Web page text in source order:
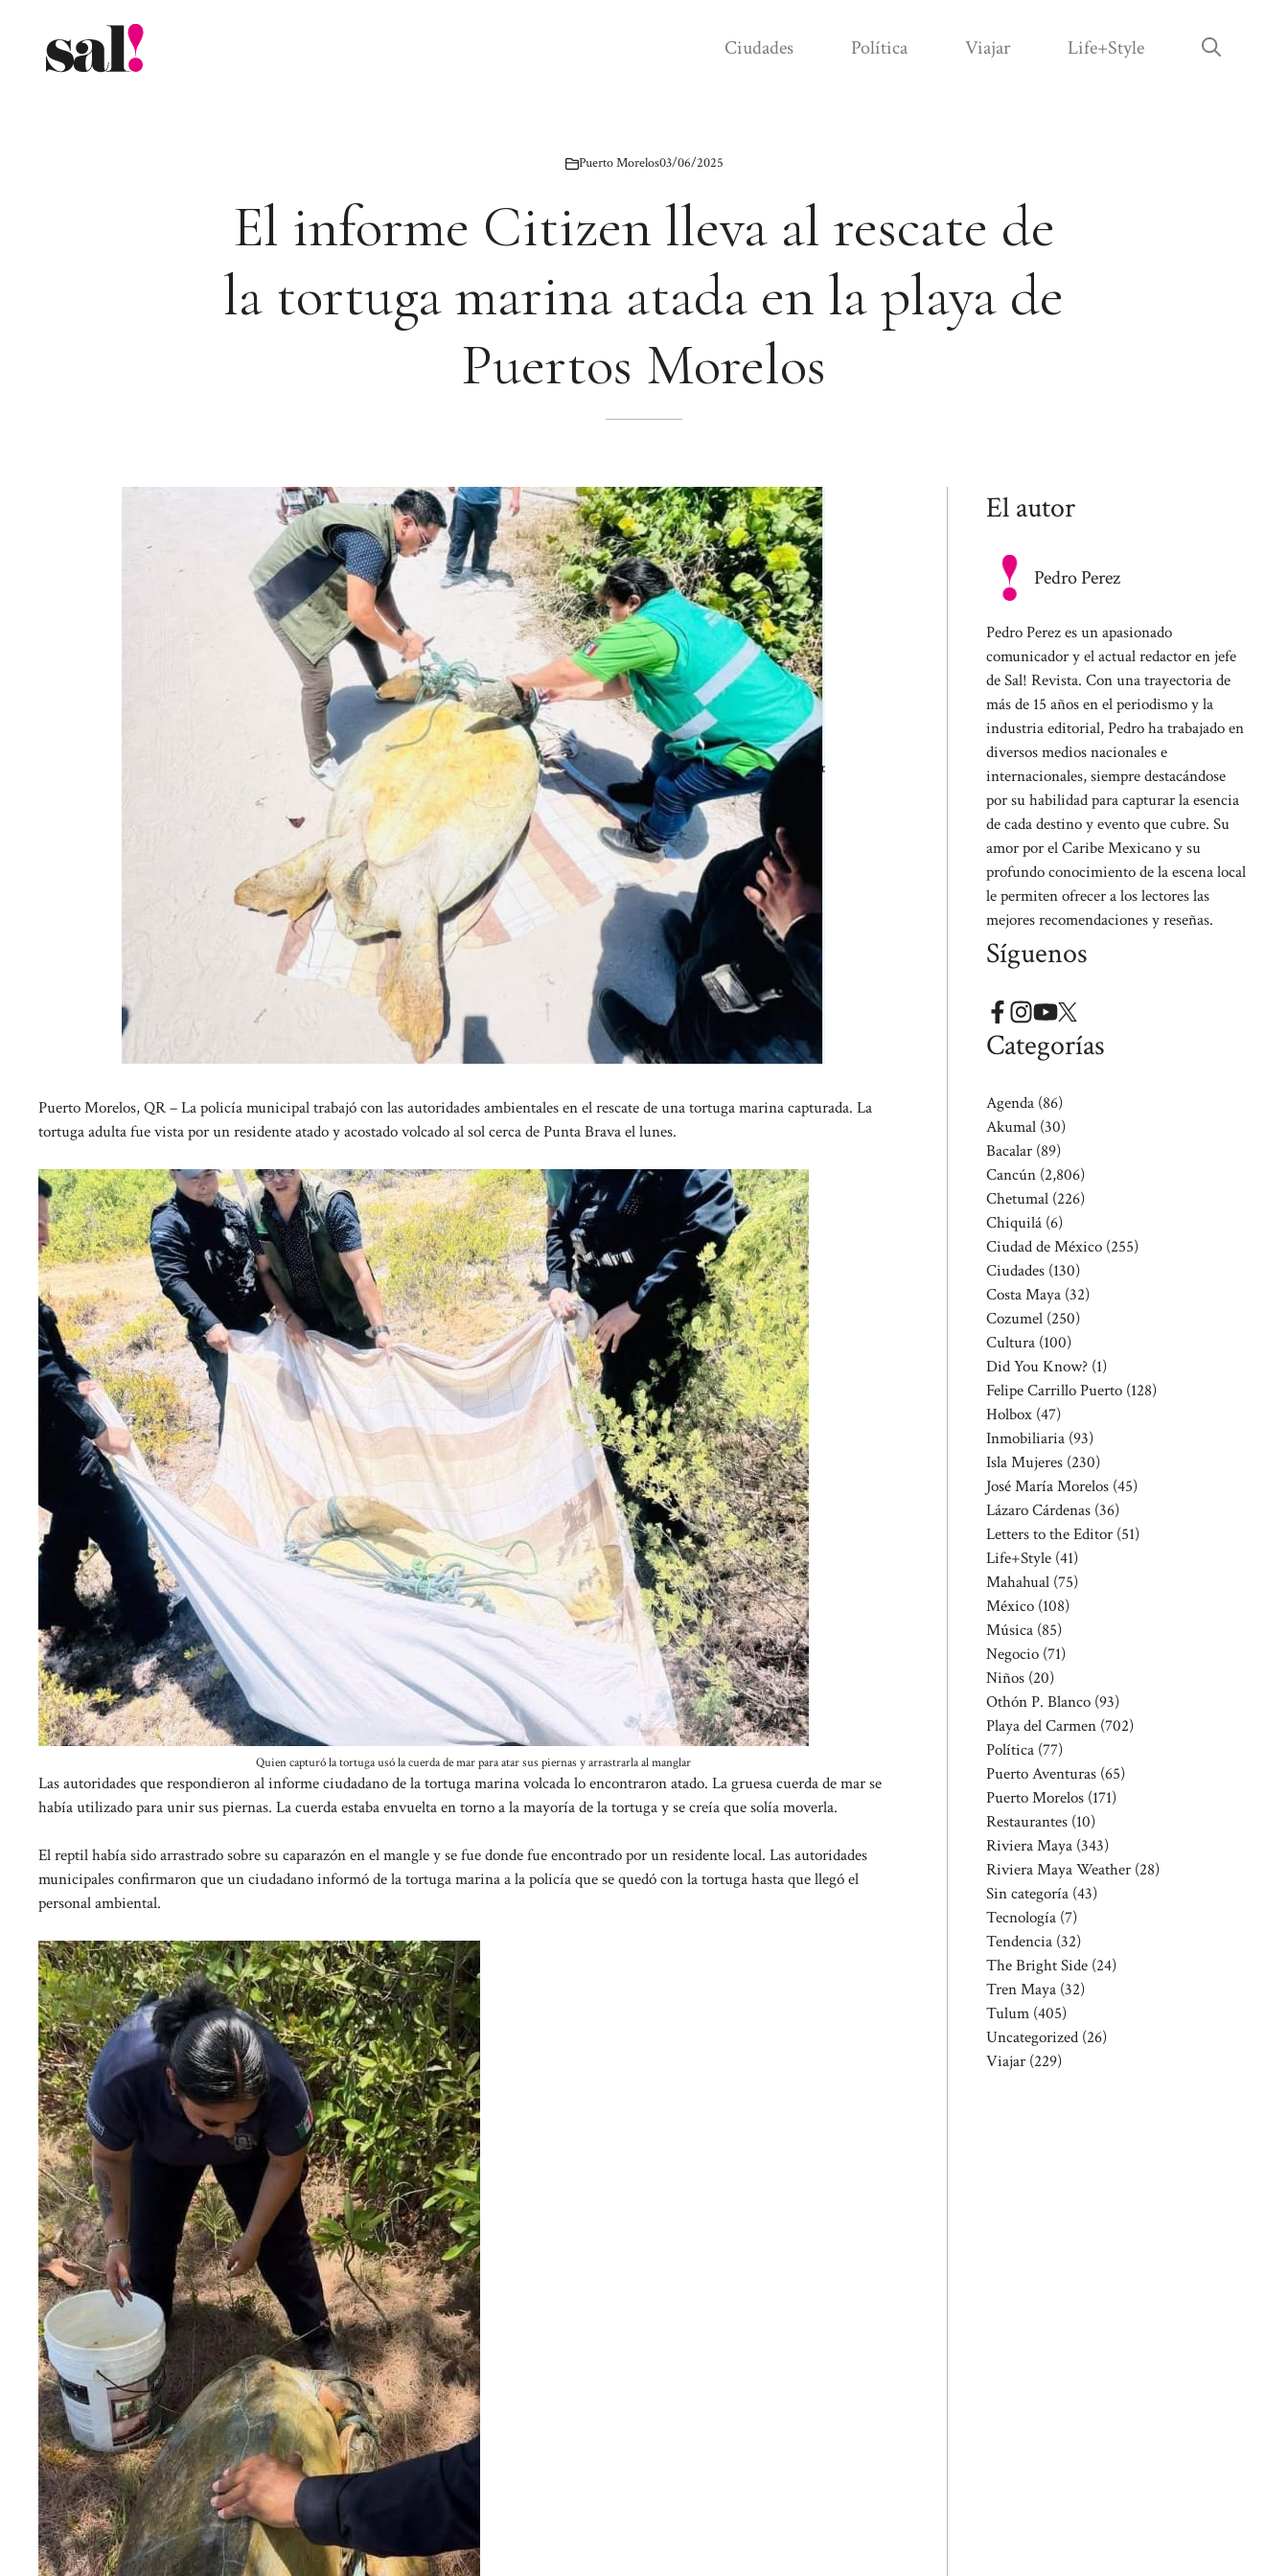
contenido
Ciudades Política Viajar Life+Style
Puerto Morelos03/06/2025
El informe Citizen lleva al rescate de
la tortuga marina atada en la playa de
Puertos Morelos
Puerto Morelos, QR – La policía municipal trabajó con las autoridades ambientales en el rescate de una tortuga marina capturada. La
tortuga adulta fue vista por un residente atado y acostado volcado al sol cerca de Punta Brava el lunes.
Quien capturó la tortuga usó la cuerda de mar para atar sus piernas y arrastrarla al manglar
Las autoridades que respondieron al informe ciudadano de la tortuga marina volcada lo encontraron atado. La gruesa cuerda de mar se
había utilizado para unir sus piernas. La cuerda estaba envuelta en torno a la mayoría de la tortuga y se creía que solía moverla.
El reptil había sido arrastrado sobre su caparazón en el mangle y se fue donde fue encontrado por un residente local. Las autoridades
municipales confirmaron que un ciudadano informó de la tortuga marina a la policía que se quedó con la tortuga hasta que llegó el
personal ambiental.
El autor
Pedro Perez
Pedro Perez es un apasionado
comunicador y el actual redactor en jefe
de Sal! Revista. Con una trayectoria de
más de 15 años en el periodismo y la
industria editorial, Pedro ha trabajado en
diversos medios nacionales e
internacionales, siempre destacándose
por su habilidad para capturar la esencia
de cada destino y evento que cubre. Su
amor por el Caribe Mexicano y su
profundo conocimiento de la escena local
le permiten ofrecer a los lectores las
mejores recomendaciones y reseñas.
Síguenos
Categorías
Agenda (86)
Akumal (30)
Bacalar (89)
Cancún (2,806)
Chetumal (226)
Chiquilá (6)
Ciudad de México (255)
Ciudades (130)
Costa Maya (32)
Cozumel (250)
Cultura (100)
Did You Know? (1)
Felipe Carrillo Puerto (128)
Holbox (47)
Inmobiliaria (93)
Isla Mujeres (230)
José María Morelos (45)
Lázaro Cárdenas (36)
Letters to the Editor (51)
Life+Style (41)
Mahahual (75)
México (108)
Música (85)
Negocio (71)
Niños (20)
Othón P. Blanco (93)
Playa del Carmen (702)
Política (77)
Puerto Aventuras (65)
Puerto Morelos (171)
Restaurantes (10)
Riviera Maya (343)
Riviera Maya Weather (28)
Sin categoría (43)
Tecnología (7)
Tendencia (32)
The Bright Side (24)
Tren Maya (32)
Tulum (405)
Uncategorized (26)
Viajar (229)